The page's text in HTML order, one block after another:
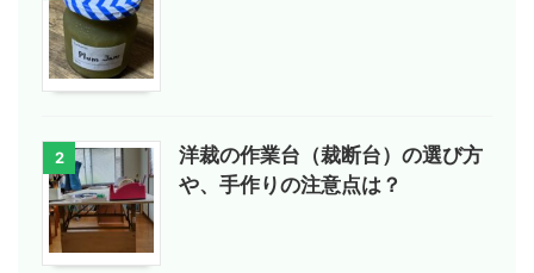
2
洋裁の作業台（裁断台）の選び方
や、手作りの注意点は？